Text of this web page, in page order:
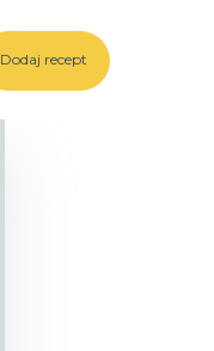
Dodaj recept